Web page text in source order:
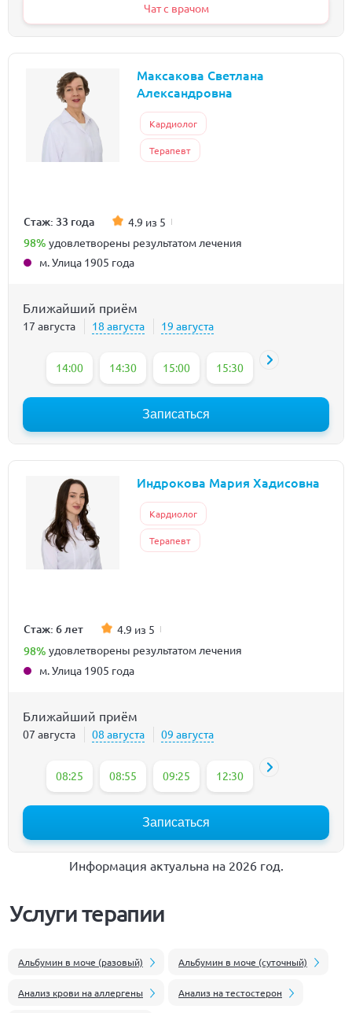
Чат с врачом
Максакова Светлана
Александровна
Кардиолог
Терапевт
Стаж: 33 года 4.9 из 5
98% удовлетворены результатом лечения
м. Улица 1905 года
Ближайший приём
17 августа 18 августа 19 августа
14:00 14:30 15:00 15:30 16:00
Записаться
Индрокова Мария Хадисовна
Кардиолог
Терапевт
Стаж: 6 лет 4.9 из 5
98% удовлетворены результатом лечения
м. Улица 1905 года
Ближайший приём
07 августа 08 августа 09 августа
08:25 08:55 09:25 12:30 13:00
Записаться
Информация актуальна на 2026 год.
Услуги терапии
Альбумин в моче (разовый) Альбумин в моче (суточный)
Анализ крови на аллергены Анализ на тестостерон